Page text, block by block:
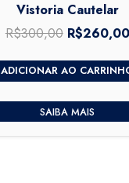
Vistoria Cautelar
R$300,00 O
original
era:
R$260,00
ADICIONAR AO
SAIBA MAIS